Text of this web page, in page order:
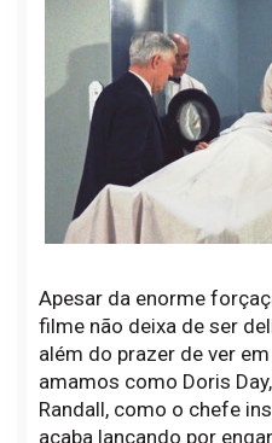
Apesar da enorme
filme não deixa de ser
além do prazer de ver
amamos como Doris
Randall, como o chefe
acaba lançando por